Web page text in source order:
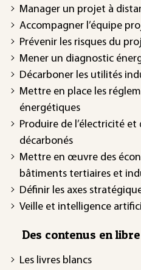
Manager un projet à
Accompagner l’équipe
Prévenir les risques du
Mener un diagnostic
Décarboner les utilités
Mettre en place les
énergétiques
Produire de l’électricité et
décarbonés
Mettre en œuvre des
bâtiments tertiaires et
Définir les axes
Veille et intelligence
Des contenus en
Les livres blancs